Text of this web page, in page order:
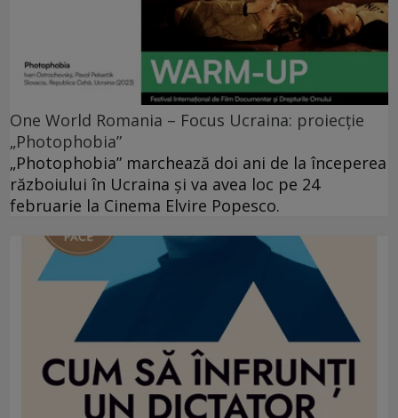
One World Romania – Focus Ucraina: proiecție
„Photophobia”
„Photophobia” marchează doi ani de la începerea
războiului în Ucraina și va avea loc pe 24
februarie la Cinema Elvire Popesco.